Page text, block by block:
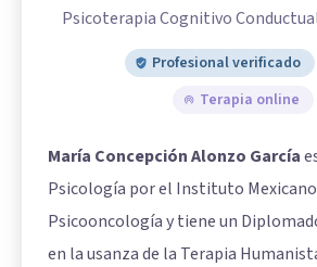
Psicoterapia Cognitivo
Profesional verificado
Terapia online
María Concepción Alonzo García
Psicología por el Instituto
Psicooncología y tiene un
en la usanza de la Terapia